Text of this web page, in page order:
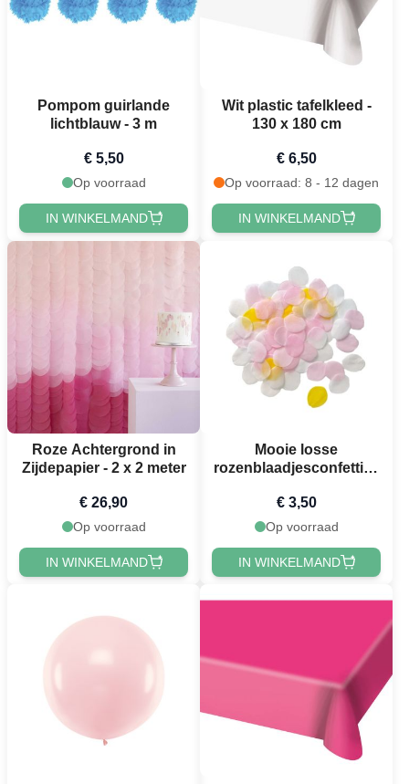
Pompom guirlande
lichtblauw - 3 m
€ 5,50
Op voorraad
IN WINKELMAND
Wit plastic tafelkleed -
130 x 180 cm
€ 6,50
Op voorraad: 8 - 12 dagen
IN WINKELMAND
Roze Achtergrond in
Zijdepapier - 2 x 2 meter
€ 26,90
Op voorraad
IN WINKELMAND
Mooie losse
rozenblaadjesconfetti in
€ 3,50
Op voorraad
IN WINKELMAND